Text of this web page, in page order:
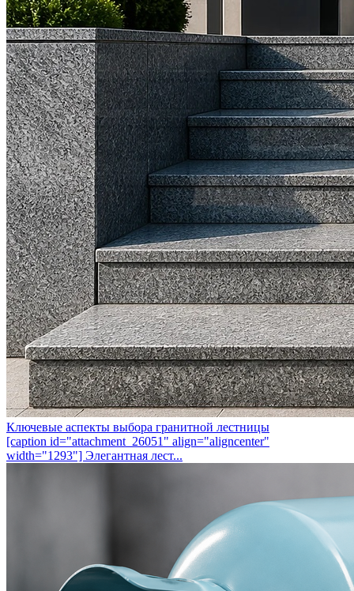
Ключевые аспекты выбора гранитной лестницы
[caption id="attachment_26051" align="aligncenter"
width="1293"] Элегантная лест...